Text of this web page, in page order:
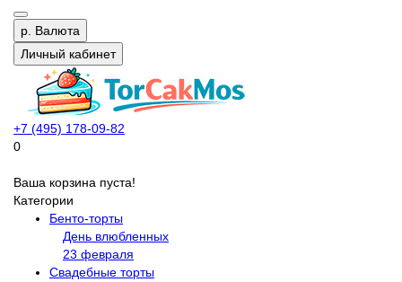
р. Валюта
Личный кабинет
+7 (495) 178-09-82
0
Ваша корзина пуста!
Категории
Бенто-торты
День влюбленных
23 февраля
Свадебные торты